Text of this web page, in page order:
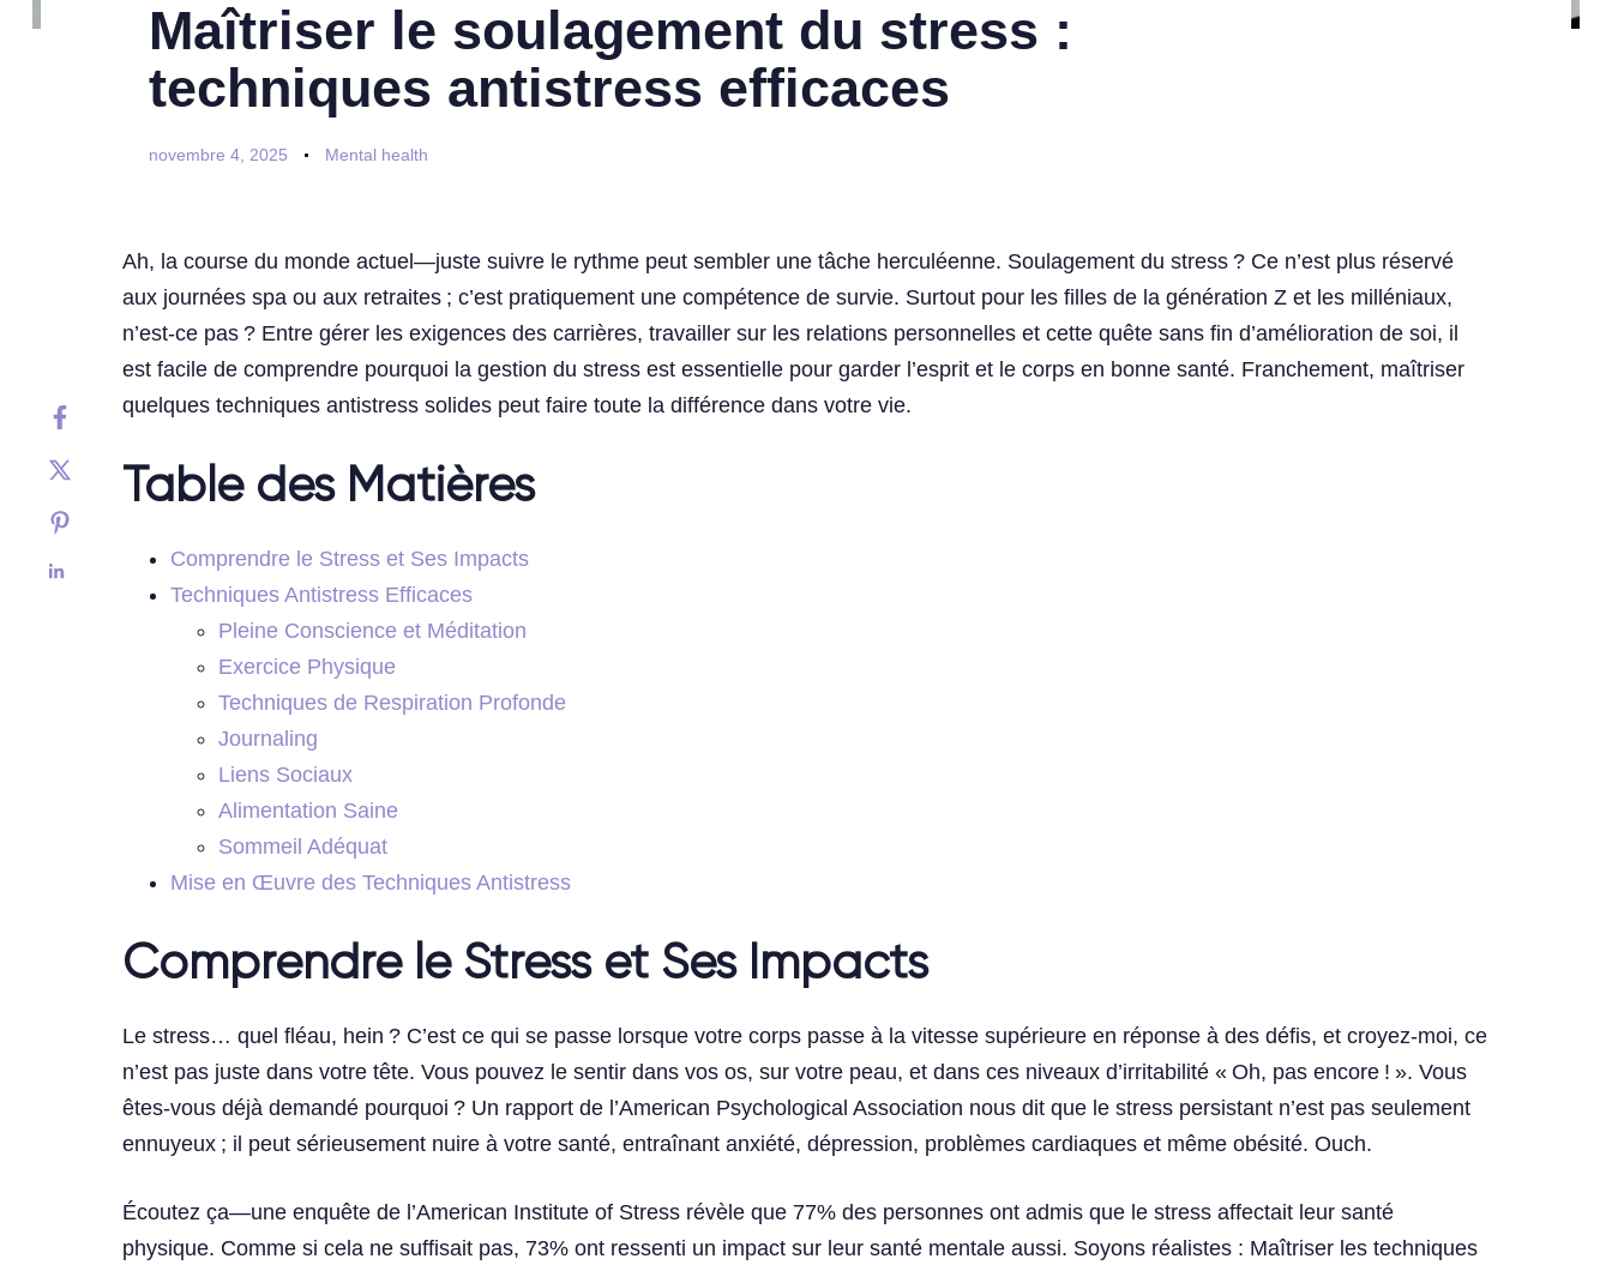
Maîtriser le soulagement du stress :
techniques antistress efficaces
novembre 4, 2025 Mental health
Ah, la course du monde actuel—juste suivre le rythme peut sembler une tâche herculéenne. Soulagement du stress ? Ce n’est plus réservé
aux journées spa ou aux retraites ; c’est pratiquement une compétence de survie. Surtout pour les filles de la génération Z et les milléniaux,
n’est-ce pas ? Entre gérer les exigences des carrières, travailler sur les relations personnelles et cette quête sans fin d’amélioration de soi, il
est facile de comprendre pourquoi la gestion du stress est essentielle pour garder l’esprit et le corps en bonne santé. Franchement, maîtriser
quelques techniques antistress solides peut faire toute la différence dans votre vie.
Table des Matières
Comprendre le Stress et Ses Impacts
Techniques Antistress Efficaces
Pleine Conscience et Méditation
Exercice Physique
Techniques de Respiration Profonde
Journaling
Liens Sociaux
Alimentation Saine
Sommeil Adéquat
Mise en Œuvre des Techniques Antistress
Comprendre le Stress et Ses Impacts
Le stress… quel fléau, hein ? C’est ce qui se passe lorsque votre corps passe à la vitesse supérieure en réponse à des défis, et croyez-moi, ce
n’est pas juste dans votre tête. Vous pouvez le sentir dans vos os, sur votre peau, et dans ces niveaux d’irritabilité « Oh, pas encore ! ». Vous
êtes-vous déjà demandé pourquoi ? Un rapport de l’American Psychological Association nous dit que le stress persistant n’est pas seulement
ennuyeux ; il peut sérieusement nuire à votre santé, entraînant anxiété, dépression, problèmes cardiaques et même obésité. Ouch.
Écoutez ça—une enquête de l’American Institute of Stress révèle que 77% des personnes ont admis que le stress affectait leur santé
physique. Comme si cela ne suffisait pas, 73% ont ressenti un impact sur leur santé mentale aussi. Soyons réalistes : Maîtriser les techniques